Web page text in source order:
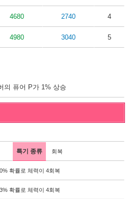
4680 2740 4
4980 3040 5
의 퓨어 P가 1% 상승
특기 종류 회복
확률로 체력이 4회복
확률로 체력이 4회복